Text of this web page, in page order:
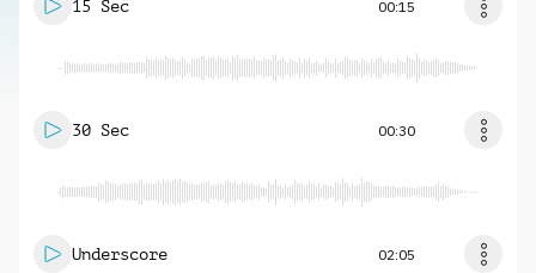
15 Sec 00:15
30 Sec 00:30
Underscore 02:05